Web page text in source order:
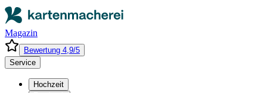
Magazin
Bewertung 4,9/5
Service
Hochzeit